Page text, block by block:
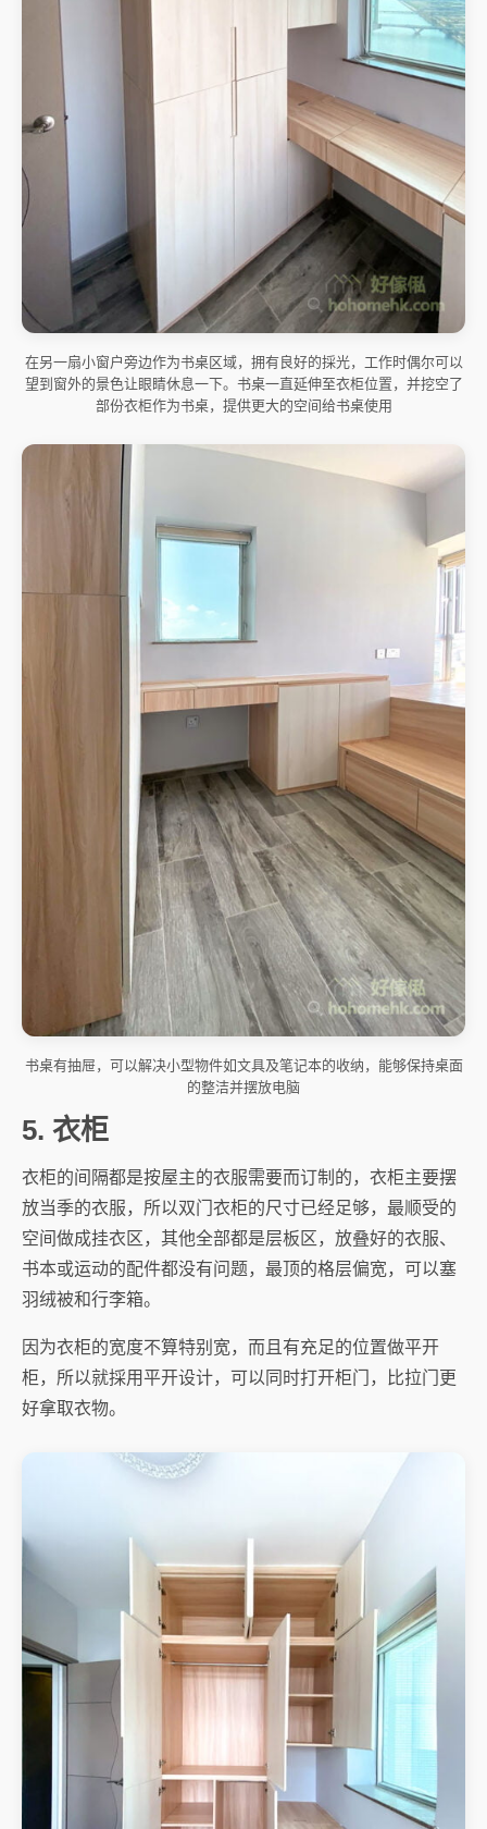
在另一扇小窗户旁边作为书桌区域，拥有良好的採光，工作时偶尔可以
望到窗外的景色让眼睛休息一下。书桌一直延伸至衣柜位置，并挖空了
部份衣柜作为书桌，提供更大的空间给书桌使用
书桌有抽屉，可以解决小型物件如文具及笔记本的收纳，能够保持桌面
的整洁并摆放电脑
5. 衣柜
衣柜的间隔都是按屋主的衣服需要而订制的，衣柜主要摆
放当季的衣服，所以双门衣柜的尺寸已经足够，最顺受的
空间做成挂衣区，其他全部都是层板区，放叠好的衣服、
书本或运动的配件都没有问题，最顶的格层偏宽，可以塞
羽绒被和行李箱。
因为衣柜的宽度不算特别宽，而且有充足的位置做平开
柜，所以就採用平开设计，可以同时打开柜门，比拉门更
好拿取衣物。